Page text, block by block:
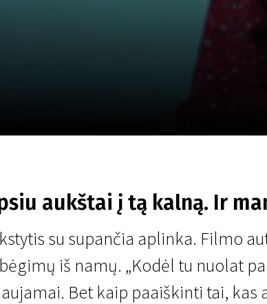
aukštai į tą kalną. Ir
su supančia aplinka. Filmo
iš namų. „Kodėl tu nuolat
Bet kaip paaiškinti tai,